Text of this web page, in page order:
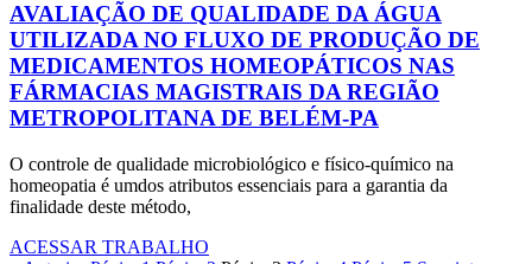
AVALIAÇÃO DE QUALIDADE DA ÁGUA
UTILIZADA NO FLUXO DE PRODUÇÃO DE
MEDICAMENTOS HOMEOPÁTICOS NAS
FÁRMACIAS MAGISTRAIS DA REGIÃO
METROPOLITANA DE BELÉM-PA
O controle de qualidade microbiológico e físico-químico na
homeopatia é umdos atributos essenciais para a garantia da
finalidade deste método,
ACESSAR TRABALHO